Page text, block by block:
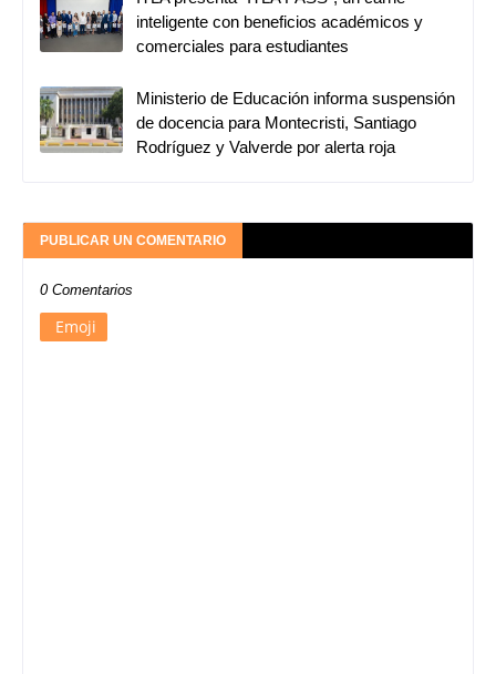
inteligente con beneficios académicos y
comerciales para estudiantes
Ministerio de Educación informa suspensión
de docencia para Montecristi, Santiago
Rodríguez y Valverde por alerta roja
PUBLICAR UN COMENTARIO
0 Comentarios
Emoji